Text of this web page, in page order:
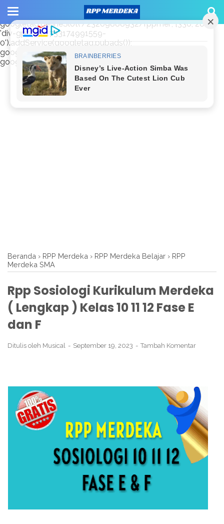
window.googletag = window.googletag || {cmd: []};
googletag.cmd.push(function() {
googletag.defineSlot('/23209888932/rppmer', [336, 280],
'div-gpt-ad-1733174991559-
0').addService(googletag.pubads());
googletag.pubads().enableSingleRequest();
googletag.enableServices(); });
Beranda › RPP Merdeka › RPP Merdeka Belajar › RPP
Merdeka SMA
Rpp Sosiologi Kurikulum Merdeka
( Lengkap ) Kelas 10 11 12 Fase E
dan F
Ditulis oleh Musical September 19, 2023 Tambah Komentar